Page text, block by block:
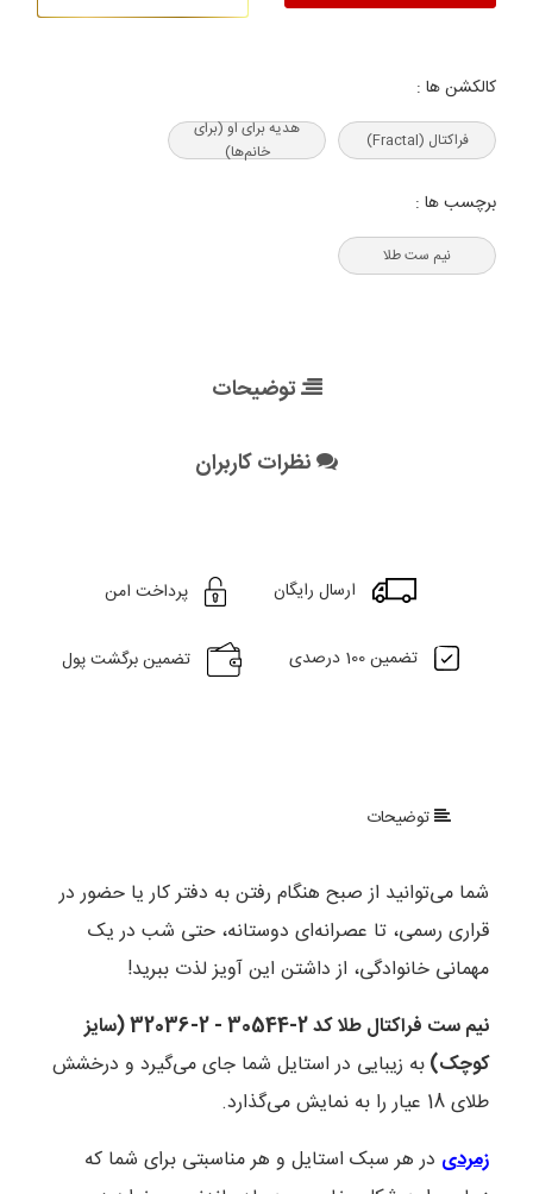
کالکشن ها :
فراکتال (Fractal)
هدیه‌ برای او (برای
خانم‌ها)
برچسب ها :
نیم ست طلا
توضیحات
نظرات کاربران
ارسال رایگان پرداخت امن
تضمین 100 درصدی تضمین برگشت پول
توضیحات
شما می‌توانید از صبح هنگام رفتن به دفتر کار یا حضور در
قراری رسمی، تا عصرانه‌ای دوستانه، حتی شب در یک
مهمانی خانوادگی، از داشتن این آویز لذت ببرید!
نیم ست فراکتال طلا کد 2-30544 - 2-32036 (سایز
کوچک)به زیبایی در استایل شما جای می‌گیرد و درخشش
طلای 18 عیار را به نمایش می‌گذارد.
زمردی در هر سبک استایل و هر مناسبتی برای شما که